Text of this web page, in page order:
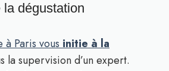
la dégustation
Paris vous initie à la
la supervision d’un expert.